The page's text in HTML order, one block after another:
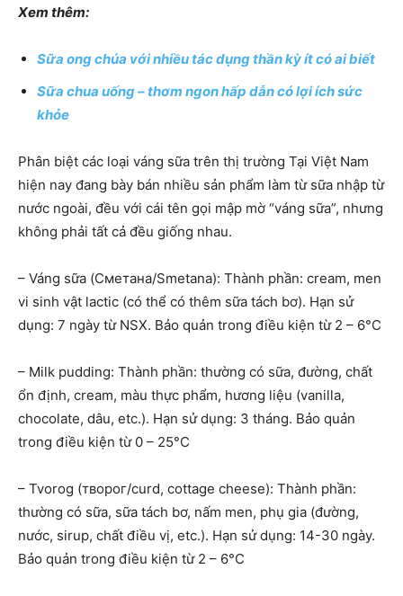
Xem thêm:
Sữa ong chúa với nhiều tác dụng thần kỳ ít có ai biết
Sữa chua uống – thơm ngon hấp dẫn có lợi ích sức
khỏe
Phân biệt các loại váng sữa trên thị trường Tại Việt Nam
hiện nay đang bày bán nhiều sản phẩm làm từ sữa nhập từ
nước ngoài, đều với cái tên gọi mập mờ “váng sữa”, nhưng
không phải tất cả đều giống nhau.
– Váng sữa (Сметана/Smetana): Thành phần: cream, men
vi sinh vật lactic (có thể có thêm sữa tách bơ). Hạn sử
dụng: 7 ngày từ NSX. Bảo quản trong điều kiện từ 2 – 6°C
– Milk pudding: Thành phần: thường có sữa, đường, chất
ổn định, cream, màu thực phẩm, hương liệu (vanilla,
chocolate, dâu, etc.). Hạn sử dụng: 3 tháng. Bảo quản
trong điều kiện từ 0 – 25°C
– Tvorog (творог/curd, cottage cheese): Thành phần:
thường có sữa, sữa tách bơ, nấm men, phụ gia (đường,
nước, sirup, chất điều vị, etc.). Hạn sử dụng: 14-30 ngày.
Bảo quản trong điều kiện từ 2 – 6°C